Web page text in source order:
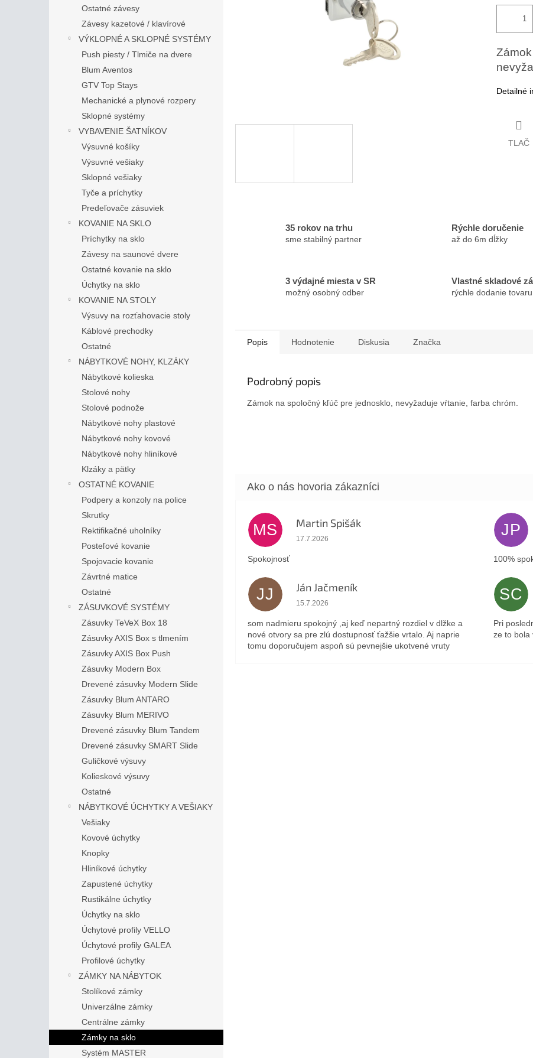
Ostatné závesy
Závesy kazetové / klavírové
VÝKLOPNÉ A SKLOPNÉ SYSTÉMY
Push piesty / Tlmiče na dvere
Blum Aventos
GTV Top Stays
Mechanické a plynové rozpery
Sklopné systémy
VYBAVENIE ŠATNÍKOV
Výsuvné košíky
Výsuvné vešiaky
Sklopné vešiaky
Tyče a príchytky
Predeľovače zásuviek
KOVANIE NA SKLO
Príchytky na sklo
Závesy na saunové dvere
Ostatné kovanie na sklo
Úchytky na sklo
KOVANIE NA STOLY
Výsuvy na rozťahovacie stoly
Káblové prechodky
Ostatné
NÁBYTKOVÉ NOHY, KLZÁKY
Nábytkové kolieska
Stolové nohy
Stolové podnože
Nábytkové nohy plastové
Nábytkové nohy kovové
Nábytkové nohy hliníkové
Klzáky a pätky
OSTATNÉ KOVANIE
Podpery a konzoly na police
Skrutky
Rektifikačné uholníky
Posteľové kovanie
Spojovacie kovanie
Závrtné matice
Ostatné
ZÁSUVKOVÉ SYSTÉMY
Zásuvky TeVeX Box 18
Zásuvky AXIS Box s tlmením
Zásuvky AXIS Box Push
Zásuvky Modern Box
Drevené zásuvky Modern Slide
Zásuvky Blum ANTARO
Zásuvky Blum MERIVO
Drevené zásuvky Blum Tandem
Drevené zásuvky SMART Slide
Guličkové výsuvy
Kolieskové výsuvy
Ostatné
NÁBYTKOVÉ ÚCHYTKY A VEŠIAKY
Vešiaky
Kovové úchytky
Knopky
Hliníkové úchytky
Zapustené úchytky
Rustikálne úchytky
Úchytky na sklo
Úchytové profily VELLO
Úchytové profily GALEA
Profilové úchytky
ZÁMKY NA NÁBYTOK
Stolíkové zámky
Univerzálne zámky
Centrálne zámky
Zámky na sklo
Systém MASTER
Detailné
TLAČ
35 rokov na trhu
sme stabilný partner
Rýchle doručenie
až do 6m dĺžky
3 výdajné miesta v SR
možný osobný odber
Vlastné skladové
rýchle dodanie tovaru
Popis Hodnotenie Diskusia Značka
Podrobný popis
Zámok na spoločný kľúč pre jednosklo, nevyžaduje vŕtanie, farba chróm.
MS Martin Spišák
Hodnotenie obchodu je 5 z 5 hviezdičiek.
17.7.2026
Spokojnosť
JP
100%
JJ Ján Jačmeník
Hodnotenie obchodu je 5 z 5 hviezdičiek.
15.7.2026
som nadmieru spokojný ,aj keď nepartný rozdiel v dlžke a
nové otvory sa pre zlú dostupnosť ťažšie vrtalo. Aj naprie
tomu doporučujem aspoň sú pevnejšie ukotvené vruty
SC
Pri
ze to bola